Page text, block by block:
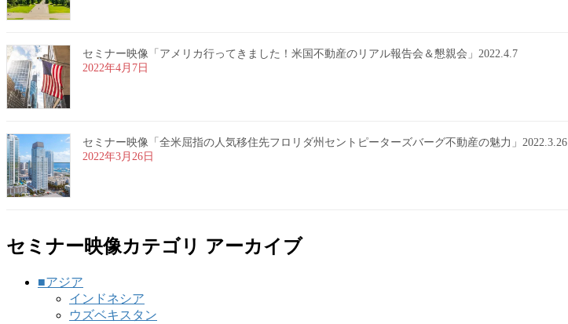
セミナー映像「アメリカ行ってきました！米国不動産のリアル報告会＆懇親会」2022.4.7
2022年4月7日
セミナー映像「全米屈指の人気移住先フロリダ州セントピーターズバーグ不動産の魅力」2022.3.26
2022年3月26日
セミナー映像カテゴリ アーカイブ
■アジア
インドネシア
ウズベキスタン